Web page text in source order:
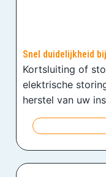
Snel duidelijkheid
Kortsluiting of
elektrische
herstel van uw